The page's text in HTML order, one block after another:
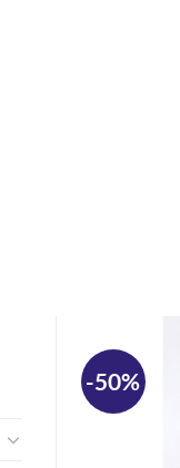
-50%